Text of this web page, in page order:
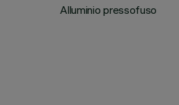
Alluminio pressofuso